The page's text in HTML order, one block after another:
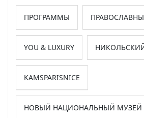
ПРОГРАММЫ
YOU & LUXURY
KAMSPARISNICE
НОВЫЙ НАЦИОНАЛЬНЫЙ